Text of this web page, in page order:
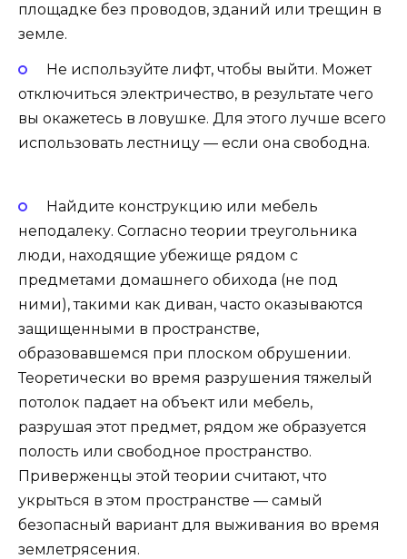
площадке без проводов, зданий или трещин в
земле.
Не используйте лифт, чтобы выйти. Может
отключиться электричество, в результате чего
вы окажетесь в ловушке. Для этого лучше всего
использовать лестницу — если она свободна.
Найдите конструкцию или мебель
неподалеку. Согласно теории треугольника
люди, находящие убежище рядом с
предметами домашнего обихода (не под
ними), такими как диван, часто оказываются
защищенными в пространстве,
образовавшемся при плоском обрушении.
Теоретически во время разрушения тяжелый
потолок падает на объект или мебель,
разрушая этот предмет, рядом же образуется
полость или свободное пространство.
Приверженцы этой теории считают, что
укрыться в этом пространстве — самый
безопасный вариант для выживания во время
землетрясения.